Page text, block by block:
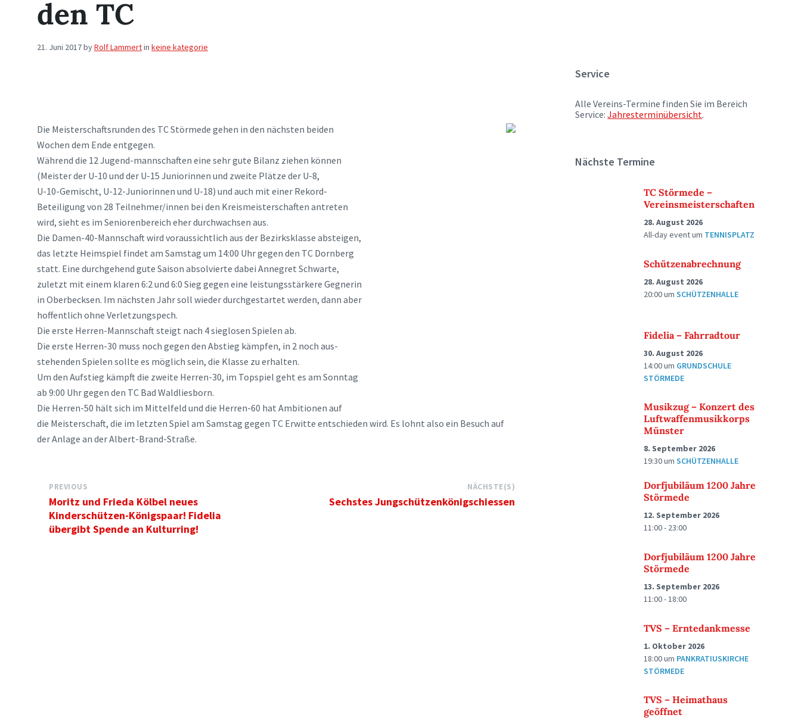
den TC
21. Juni 2017byRolf Lammertin keine kategorie
Die Meisterschaftsrunden des TC Störmede gehen in den nächsten beiden
Wochen dem Ende entgegen.
Während die 12 Jugend-mannschaften eine sehr gute Bilanz ziehen können
(Meister der U-10 und der U-15 Juniorinnen und zweite Plätze der U-8,
U-10-Gemischt, U-12-Juniorinnen und U-18) und auch mit einer Rekord-
Beteiligung von 28 Teilnehmer/innen bei den Kreismeisterschaften antreten
wird, sieht es im Seniorenbereich eher durchwachsen aus.
Die Damen-40-Mannschaft wird voraussichtlich aus der Bezirksklasse absteigen,
das letzte Heimspiel findet am Samstag um 14:00 Uhr gegen den TC Dornberg
statt. Eine durchgehend gute Saison absolvierte dabei Annegret Schwarte,
zuletzt mit einem klaren 6:2 und 6:0 Sieg gegen eine leistungsstärkere Gegnerin
in Oberbecksen. Im nächsten Jahr soll wieder durchgestartet werden, dann aber
hoffentlich ohne Verletzungspech.
Die erste Herren-Mannschaft steigt nach 4 sieglosen Spielen ab.
Die erste Herren-30 muss noch gegen den Abstieg kämpfen, in 2 noch aus-
stehenden Spielen sollte es möglich sein, die Klasse zu erhalten.
Um den Aufstieg kämpft die zweite Herren-30, im Topspiel geht es am Sonntag
ab 9:00 Uhr gegen den TC Bad Waldliesborn.
Die Herren-50 hält sich im Mittelfeld und die Herren-60 hat Ambitionen auf
die Meisterschaft, die im letzten Spiel am Samstag gegen TC Erwitte entschieden wird. Es lohnt also ein Besuch auf
der Anlage an der Albert-Brand-Straße.
PREVIOUS
Moritz und Frieda Kölbel neues
Kinderschützen-Königspaar! Fidelia
übergibt Spende an Kulturring!
NÄCHSTE(S)
Sechstes Jungschützenkönigschiessen
Service
Alle Vereins-Termine finden Sie im Bereich
Service:Jahresterminübersicht.
Nächste Termine
TC Störmede –
Vereinsmeisterschaften
28. August 2026
All-day eventum TENNISPLATZ
Schützenabrechnung
28. August 2026
20:00umSCHÜTZENHALLE
Fidelia – Fahrradtour
30. August 2026
14:00um GRUNDSCHULE
STÖRMEDE
Musikzug – Konzert des
Luftwaffenmusikkorps
Münster
8. September 2026
19:30umSCHÜTZENHALLE
Dorfjubiläum 1200 Jahre
Störmede
12. September 2026
11:00 - 23:00
Dorfjubiläum 1200 Jahre
Störmede
13. September 2026
11:00 - 18:00
TVS – Erntedankmesse
1. Oktober 2026
18:00um PANKRATIUSKIRCHE
STÖRMEDE
TVS – Heimathaus
geöffnet